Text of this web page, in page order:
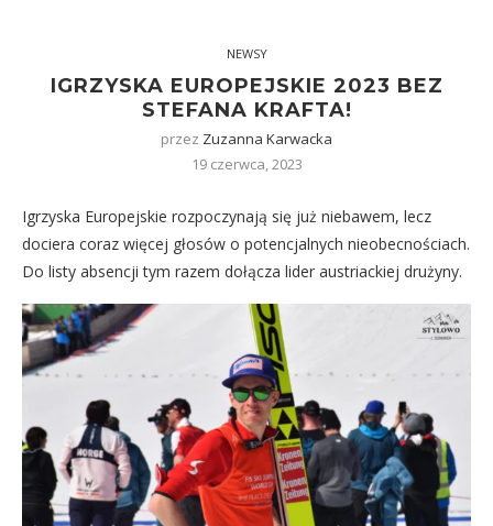
NEWSY
IGRZYSKA EUROPEJSKIE 2023 BEZ
STEFANA KRAFTA!
przez Zuzanna Karwacka
19 czerwca, 2023
Igrzyska Europejskie rozpoczynają się już niebawem, lecz
dociera coraz więcej głosów o potencjalnych nieobecnościach.
Do listy absencji tym razem dołącza lider austriackiej drużyny.